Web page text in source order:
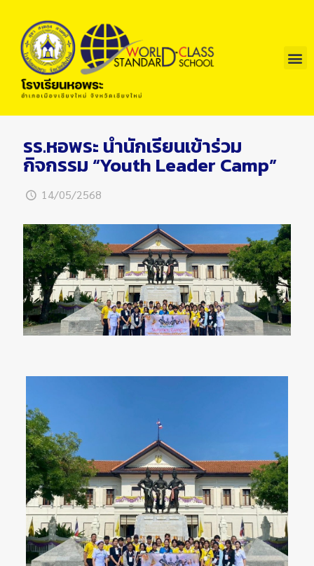
รร.หอพระ นำนักเรียนเข้าร่วม
กิจกรรม “Youth Leader Camp”
14/05/2568